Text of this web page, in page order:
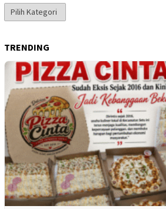
Kategori
Berita
TRENDING